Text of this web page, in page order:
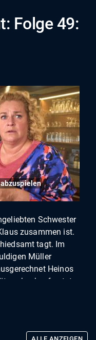
Folge 49:
Schwester
zusammen ist.
tagt. Im
Müller
Heinos
schockgefrostet
überläßt
Beteiligten aufreißt,